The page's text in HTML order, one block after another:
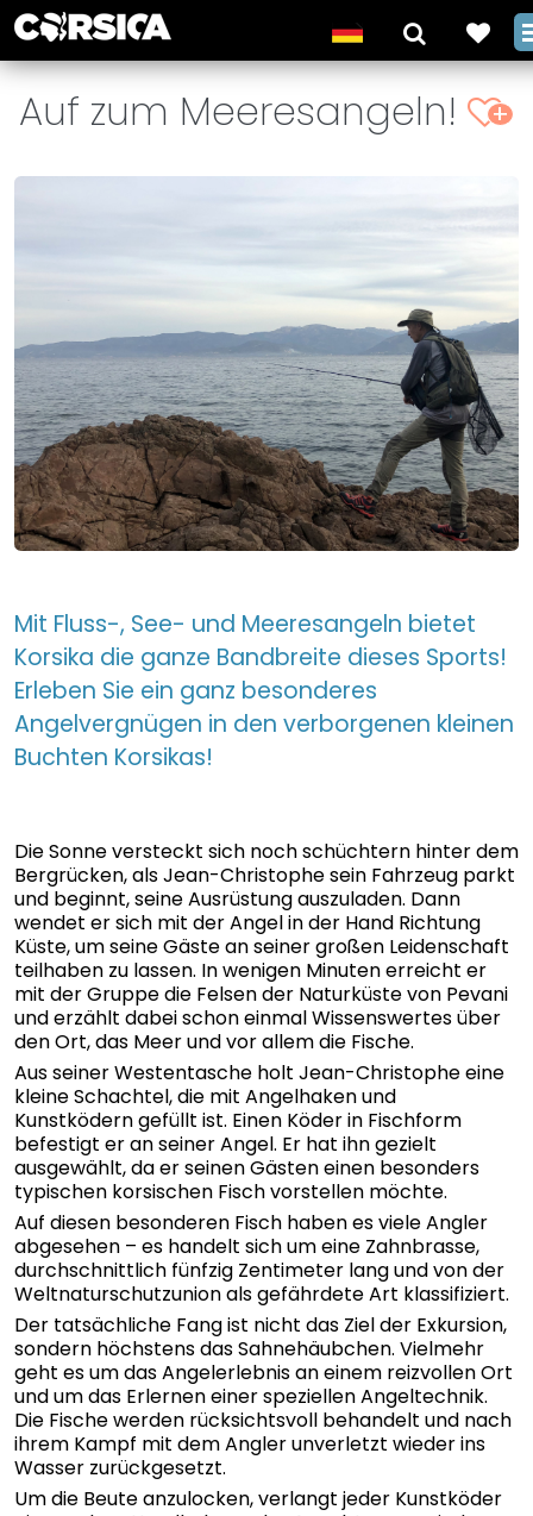
Auf zum Meeresangeln! +
Mit Fluss-, See- und Meeresangeln bietet
Korsika die ganze Bandbreite dieses Sports!
Erleben Sie ein ganz besonderes
Angelvergnügen in den verborgenen kleinen
Buchten Korsikas!
Die Sonne versteckt sich noch schüchtern hinter dem
Bergrücken, als Jean-Christophe sein Fahrzeug parkt
und beginnt, seine Ausrüstung auszuladen. Dann
wendet er sich mit der Angel in der Hand Richtung
Küste, um seine Gäste an seiner großen Leidenschaft
teilhaben zu lassen. In wenigen Minuten erreicht er
mit der Gruppe die Felsen der Naturküste von Pevani
und erzählt dabei schon einmal Wissenswertes über
den Ort, das Meer und vor allem die Fische.
Aus seiner Westentasche holt Jean-Christophe eine
kleine Schachtel, die mit Angelhaken und
Kunstködern gefüllt ist. Einen Köder in Fischform
befestigt er an seiner Angel. Er hat ihn gezielt
ausgewählt, da er seinen Gästen einen besonders
typischen korsischen Fisch vorstellen möchte.
Auf diesen besonderen Fisch haben es viele Angler
abgesehen – es handelt sich um eine Zahnbrasse,
durchschnittlich fünfzig Zentimeter lang und von der
Weltnaturschutzunion als gefährdete Art klassifiziert.
Der tatsächliche Fang ist nicht das Ziel der Exkursion,
sondern höchstens das Sahnehäubchen. Vielmehr
geht es um das Angelerlebnis an einem reizvollen Ort
und um das Erlernen einer speziellen Angeltechnik.
Die Fische werden rücksichtsvoll behandelt und nach
ihrem Kampf mit dem Angler unverletzt wieder ins
Wasser zurückgesetzt.
Um die Beute anzulocken, verlangt jeder Kunstköder